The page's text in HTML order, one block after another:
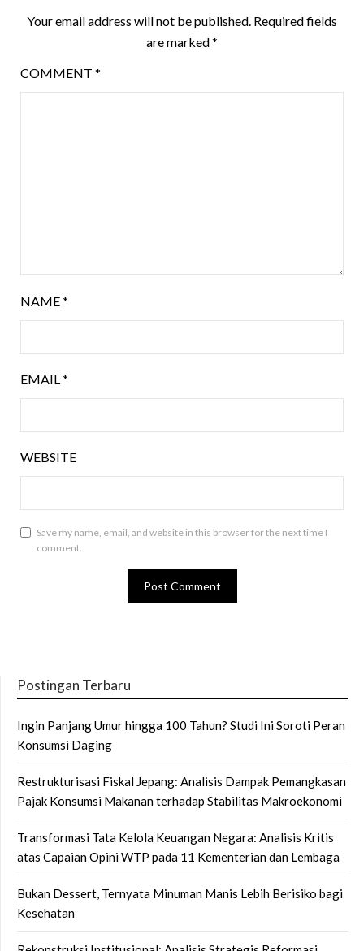
Your email address will not be published. Required fields
are marked*
COMMENT *
NAME*
EMAIL*
WEBSITE
Save my name, email, and website in this browser for the next time I
comment.
Postingan Terbaru
Ingin Panjang Umur hingga 100 Tahun? Studi Ini Soroti Peran
Konsumsi Daging
Restrukturisasi Fiskal Jepang: Analisis Dampak Pemangkasan
Pajak Konsumsi Makanan terhadap Stabilitas Makroekonomi
Transformasi Tata Kelola Keuangan Negara: Analisis Kritis
atas Capaian Opini WTP pada 11 Kementerian dan Lembaga
Bukan Dessert, Ternyata Minuman Manis Lebih Berisiko bagi
Kesehatan